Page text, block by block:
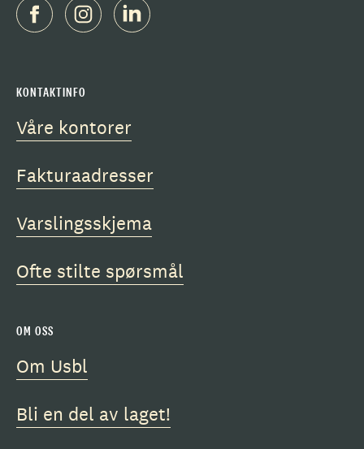
KONTAKTINFO
Våre kontorer
Fakturaadresser
Varslingsskjema
Ofte stilte spørsmål
OM OSS
Om Usbl
Bli en del av laget!